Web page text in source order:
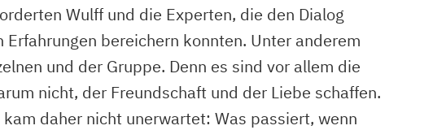
Wulff und die Experten, die den Dialog
bereichern konnten. Unter anderem
und der Gruppe. Denn es sind vor allem die
nicht, der Freundschaft und der Liebe schaffen.
daher nicht unerwartet: Was passiert, wenn